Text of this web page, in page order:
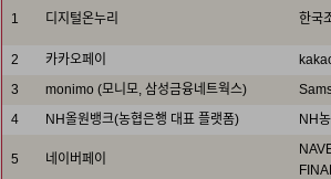
1 디지털온누리 한국
2
카카오페이
3
monimo (모니모, 삼성금융네트웍스)
4
NH올원뱅크(농협은행 대표 플랫폼) NH
5 네이버페이